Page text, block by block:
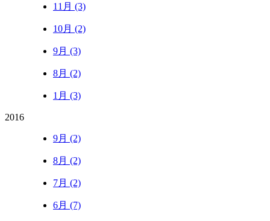
11月 (3)
10月 (2)
9月 (3)
8月 (2)
1月 (3)
2016
9月 (2)
8月 (2)
7月 (2)
6月 (7)